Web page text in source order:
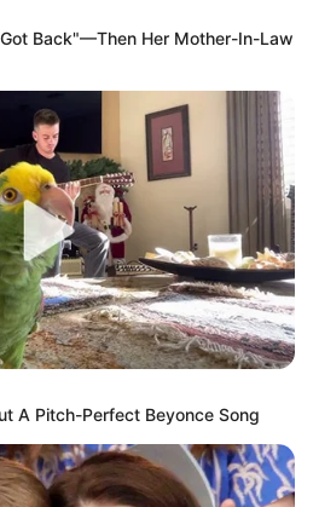
Back"—Then Her Mother-In-Law
A Pitch-Perfect Beyonce Song